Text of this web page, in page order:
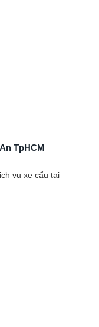
TpHCM
vụ xe cẩu tại